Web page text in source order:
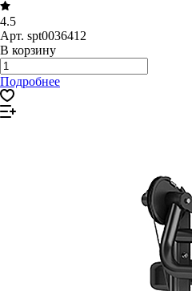
4.5
Арт. spt0036412
В корзину
Подробнее